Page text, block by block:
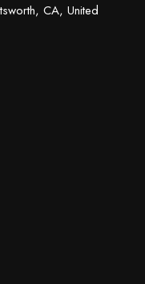
CA, United